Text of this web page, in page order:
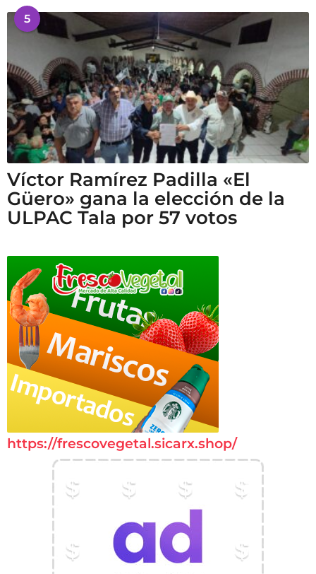
5
Víctor Ramírez Padilla «El
Güero» gana la elección de la
ULPAC Tala por 57 votos
https://frescovegetal.sicarx.shop/